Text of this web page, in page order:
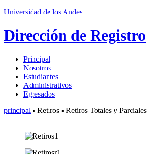
Universidad de los Andes
Dirección de Registro
Principal
Nosotros
Estudiantes
Administrativos
Egresados
principal ▪ Retiros ▪ Retiros Totales y Parciales